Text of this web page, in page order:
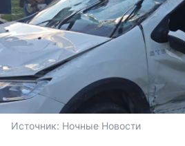
Источник: Ночные Новости